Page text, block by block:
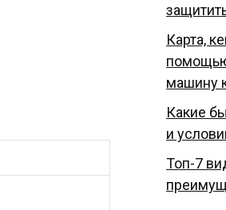
Карта,
машину
Какие
и
Топ-7